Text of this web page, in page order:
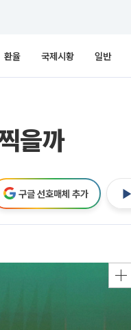
환율 국제시황 일반
을까
구글 선호매체 추가